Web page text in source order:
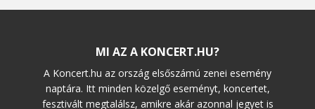
MI AZ A KONCERT.HU?
A Koncert.hu az ország elsőszámú zenei esemény
naptára. Itt minden közelgő eseményt, koncertet,
fesztivált megtalálsz, amikre akár azonnal jegyet is